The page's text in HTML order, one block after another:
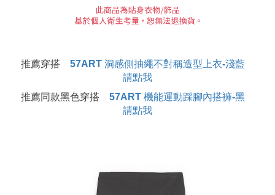
推薦穿搭 57ART 洞感側抽繩不對稱造型上衣-淺藍
請點我
推薦同款黑色穿搭 57ART 機能運動踩腳內搭褲-黑
請點我